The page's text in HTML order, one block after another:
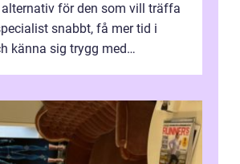
för den som vill träffa
snabbt, få mer tid i
känna sig trygg med